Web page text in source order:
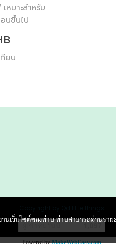
หมาะสำหรับ
นขึ้นไป
ทียบ
Copy right by Qd little things
ผู้เข้าชมวันนี้ 1,097
Powered byMakeWebEasy.com
เว็บไซต์ของท่าน ท่านสามารถอ่านราย